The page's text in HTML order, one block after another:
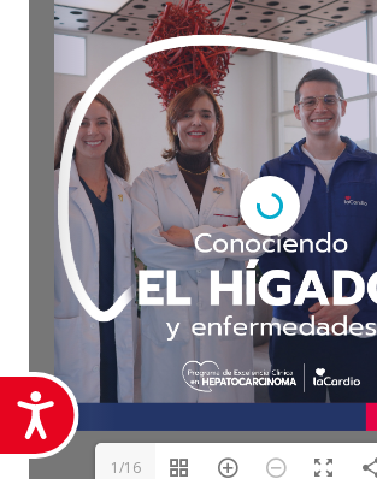
Accesibilidad
1/16
DearFlip: Loading PDF
Service ...